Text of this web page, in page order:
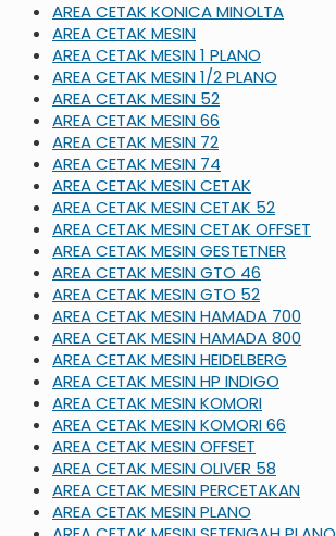
AREA CETAK KONICA MINOLTA
AREA CETAK MESIN
AREA CETAK MESIN 1 PLANO
AREA CETAK MESIN 1/2 PLANO
AREA CETAK MESIN 52
AREA CETAK MESIN 66
AREA CETAK MESIN 72
AREA CETAK MESIN 74
AREA CETAK MESIN CETAK
AREA CETAK MESIN CETAK 52
AREA CETAK MESIN CETAK OFFSET
AREA CETAK MESIN GESTETNER
AREA CETAK MESIN GTO 46
AREA CETAK MESIN GTO 52
AREA CETAK MESIN HAMADA 700
AREA CETAK MESIN HAMADA 800
AREA CETAK MESIN HEIDELBERG
AREA CETAK MESIN HP INDIGO
AREA CETAK MESIN KOMORI
AREA CETAK MESIN KOMORI 66
AREA CETAK MESIN OFFSET
AREA CETAK MESIN OLIVER 58
AREA CETAK MESIN PERCETAKAN
AREA CETAK MESIN PLANO